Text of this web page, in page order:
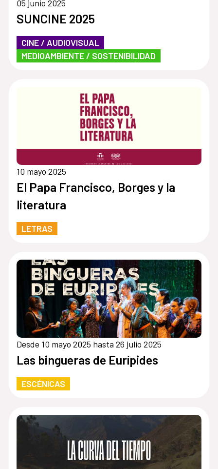
05 junio 2025
SUNCINE 2025
CINE / AUDIOVISUAL
MEDIOAMBIENTE / SOSTENIBILIDAD
10 mayo 2025
El Papa Francisco, Borges y la
literatura
LETRAS
Desde 10 mayo 2025 hasta 26 julio 2025
Las bingueras de Eurípides
ESCÉNICAS